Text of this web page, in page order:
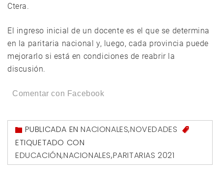
Ctera.
El ingreso inicial de un docente es el que se determina
en la paritaria nacional y, luego, cada provincia puede
mejorarlo si está en condiciones de reabrir la
discusión.
Comentar con Facebook
PUBLICADA ENNACIONALES,NOVEDADES
ETIQUETADO CON
EDUCACIÓN,NACIONALES,PARITARIAS 2021